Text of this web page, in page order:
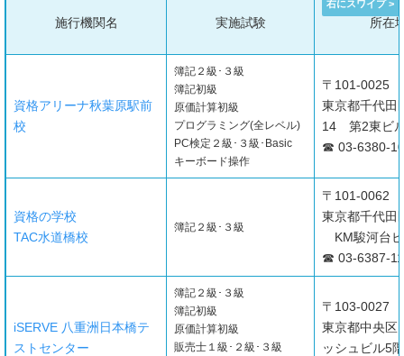
施行機関名 実施試験 所在
資格アリーナ秋葉原駅前
校
簿記２級･３級
簿記初級
原価計算初級
プログラミング(全レベル)
PC検定２級･３級･Basic
キーボード操作
〒101-0025
東京都千代田
14 第2東ビ
☎ 03-6380-
資格の学校
TAC水道橋校
簿記２級･３級
〒101-0062
東京都千代田
KM駿河台
☎ 03-6387-
iSERVE 八重洲日本橋テ
ストセンター
簿記２級･３級
簿記初級
原価計算初級
販売士１級･２級･３級
〒103-0027
東京都中央
ッシュビル5